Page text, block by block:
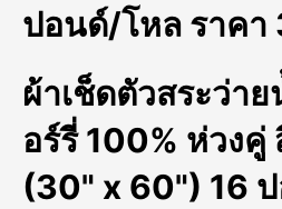
ปอนด์/โหล ราคา
ผ้าเช็ดตัวสระว่าย
อร์รี่ 100% ห่วง
(30" x 60") 16